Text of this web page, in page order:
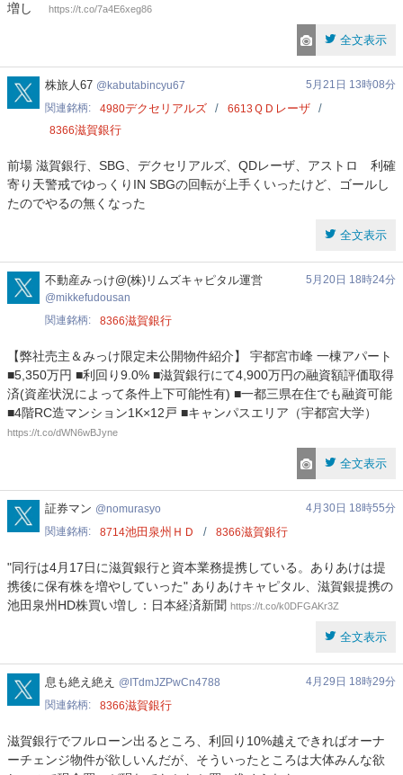
増し
https://t.co/7a4E6xeg86
全文表示
kabutabincyu67
株旅人67 kabutabincyu67
5月21日 13時08分
関連銘柄
4980デクセリアルズ 6613 ＱＤレーザ
8366滋賀銀行
前場 滋賀銀行、SBG、デクセリアルズ、QDレーザ、アストロ 利確
寄り天警戒でゆっくりIN SBGの回転が上手くいったけど、ゴールし
たのでやるの無くなった
全文表示
mikkefudousan
不動産みっけ@(株)リムズキャピタル運営
mikkefudousan
5月20日 18時24分
関連銘柄 8366滋賀銀行
【弊社売主＆みっけ限定未公開物件紹介】 宇都宮市峰 一棟アパート
■5,350万円 ■利回り9.0% ■滋賀銀行にて4,900万円の融資額評価取得
済(資産状況によって条件上下可能性有) ■一都三県在住でも融資可能
■4階RC造マンション1K×12戸 ■キャンパスエリア（宇都宮大学）
https://t.co/dWN6wBJyne
全文表示
nomurasyo
証券マン nomurasyo
4月30日 18時55分
関連銘柄
8714池田泉州ＨＤ 8366滋賀銀行
"同行は4月17日に滋賀銀行と資本業務提携している。ありあけは提
携後に保有株を増やしていった" ありあけキャピタル、滋賀銀提携の
池田泉州HD株買い増し：日本経済新聞 https://t.co/k0DFGAKr3Z
全文表示
ITdmJZPwCn4788
息も絶え絶え ITdmJZPwCn4788
4月29日 18時29分
関連銘柄
8366滋賀銀行
滋賀銀行でフルローン出るところ、利回り10%越えできればオーナ
ーチェンジ物件が欲しいんだが、そういったところは大体みんな欲